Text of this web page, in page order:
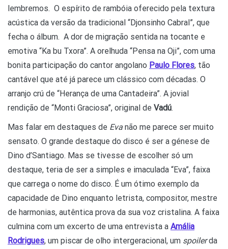
lembremos. O espírito de rambóia oferecido pela textura
acústica da versão da tradicional “Djonsinho Cabral”, que
fecha o álbum. A dor de migração sentida na tocante e
emotiva “Ka bu Txora”. A orelhuda “Pensa na Oji”, com uma
bonita participação do cantor angolano Paulo Flores, tão
cantável que até já parece um clássico com décadas. O
arranjo crú de “Herança de uma Cantadeira”. A jovial
rendição de “Monti Graciosa”, original de Vadú.
Mas falar em destaques de Eva não me parece ser muito
sensato. O grande destaque do disco é ser a génese de
Dino d’Santiago. Mas se tivesse de escolher só um
destaque, teria de ser a simples e imaculada “Eva”, faixa
que carrega o nome do disco. É um ótimo exemplo da
capacidade de Dino enquanto letrista, compositor, mestre
de harmonias, autêntica prova da sua voz cristalina. A faixa
culmina com um excerto de uma entrevista a Amália
Rodrigues, um piscar de olho intergeracional, um spoilerda